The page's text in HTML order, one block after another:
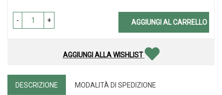
- + AGGIUNGI AL CARRELLO
AGGIUNGI ALLA WISHLIST
DESCRIZIONE MODALITÀ DI SPEDIZIONE